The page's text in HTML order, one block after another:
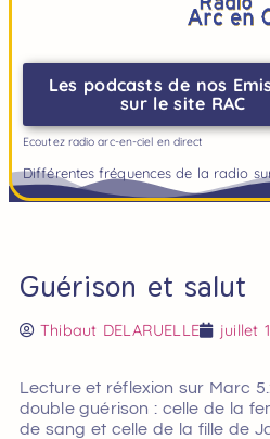
Les podcasts de nos
sur le site RAC
Ecoutez radio arc-en-ciel en direct
Différentes fréquences de la radio
Guérison et salut
Thibaut DELARUELLE juillet
Lecture et réflexion sur Marc
double guérison : celle de la
de sang et celle de la fille de